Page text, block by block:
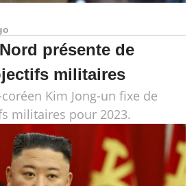
présente de
militaires
Kim Jong-un fixe de
militaires pour 2023.